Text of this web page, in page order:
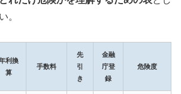
。
利換
算
手数料
先
引
き
金融
庁登
録
危険度